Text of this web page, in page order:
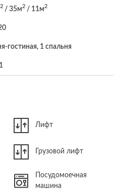
2 / 35м2 / 11м2
гостиная, 1 спальня
Лифт
Грузовой лифт
Посудомоечная
машина